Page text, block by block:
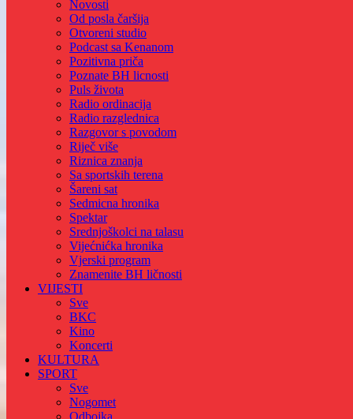
Novosti
Od posla čaršija
Otvoreni studio
Podcast sa Kenanom
Pozitivna priča
Poznate BH licnosti
Puls života
Radio ordinacija
Radio razglednica
Razgovor s povodom
Riječ više
Riznica znanja
Sa sportskih terena
Šareni sat
Sedmicna hronika
Spektar
Srednjoškolci na talasu
Vijećnićka hronika
Vjerski program
Znamenite BH ličnosti
VIJESTI
Sve
BKC
Kino
Koncerti
KULTURA
SPORT
Sve
Nogomet
Odbojka